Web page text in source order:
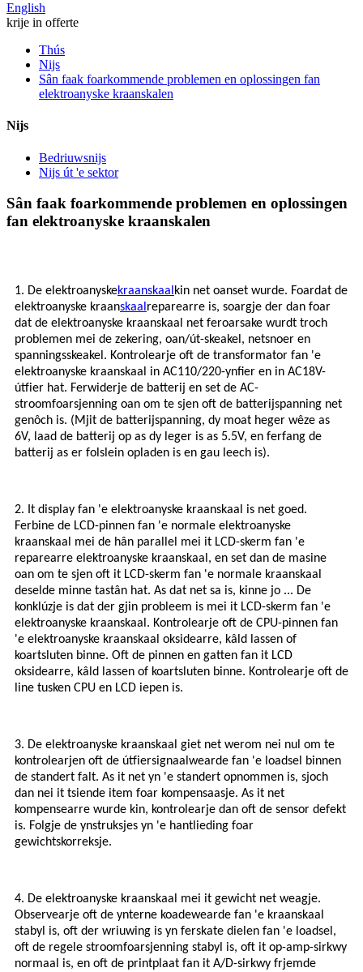
English
krije in offerte
Thús
Nijs
Sân faak foarkommende problemen en oplossingen fan
elektroanyske kraanskalen
Nijs
Bedriuwsnijs
Nijs út 'e sektor
Sân faak foarkommende problemen en oplossingen
fan elektroanyske kraanskalen
1. De elektroanyskekraanskaal kin net oanset wurde. Foardat de
elektroanyske kraanskaal reparearre is, soargje der dan foar
dat de elektroanyske kraanskaal net feroarsake wurdt troch
problemen mei de zekering, oan/út-skeakel, netsnoer en
spanningsskeakel. Kontrolearje oft de transformator fan 'e
elektroanyske kraanskaal in AC110/220-ynfier en in AC18V-
útfier hat. Ferwiderje de batterij en set de AC-
stroomfoarsjenning oan om te sjen oft de batterijspanning net
genôch is. (Mjit de batterijspanning, dy moat heger wêze as
6V, laad de batterij op as dy leger is as 5.5V, en ferfang de
batterij as er folslein opladen is en gau leech is).
2. It display fan 'e elektroanyske kraanskaal is net goed.
Ferbine de LCD-pinnen fan 'e normale elektroanyske
kraanskaal mei de hân parallel mei it LCD-skerm fan 'e
reparearre elektroanyske kraanskaal, en set dan de masine
oan om te sjen oft it LCD-skerm fan 'e normale kraanskaal
deselde minne tastân hat. As dat net sa is, kinne jo ... De
konklúzje is dat der gjin probleem is mei it LCD-skerm fan 'e
elektroanyske kraanskaal. Kontrolearje oft de CPU-pinnen fan
'e elektroanyske kraanskaal oksidearre, kâld lassen of
koartsluten binne. Oft de pinnen en gatten fan it LCD
oksidearre, kâld lassen of koartsluten binne. Kontrolearje oft de
line tusken CPU en LCD iepen is.
3. De elektroanyske kraanskaal giet net werom nei nul om te
kontrolearjen oft de útfiersignaalwearde fan 'e loadsel binnen
de standert falt. As it net yn 'e standert opnommen is, sjoch
dan nei it tsiende item foar kompensaasje. As it net
kompensearre wurde kin, kontrolearje dan oft de sensor defekt
is. Folgje de ynstruksjes yn 'e hantlieding foar
gewichtskorreksje.
4. De elektroanyske kraanskaal mei it gewicht net weagje.
Observearje oft de ynterne koadewearde fan 'e kraanskaal
stabyl is, oft der wriuwing is yn ferskate dielen fan 'e loadsel,
oft de regele stroomfoarsjenning stabyl is, oft it op-amp-sirkwy
normaal is, en oft de printplaat fan it A/D-sirkwy frjemde